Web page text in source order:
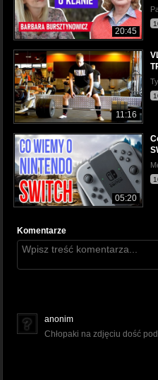
20:45
11:16
05:20
Komentarze
anonim
Chłopaki na zdjęciu dość